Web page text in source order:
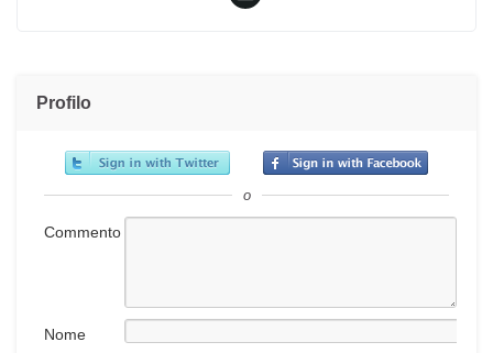
Profilo
o
Commento
Nome